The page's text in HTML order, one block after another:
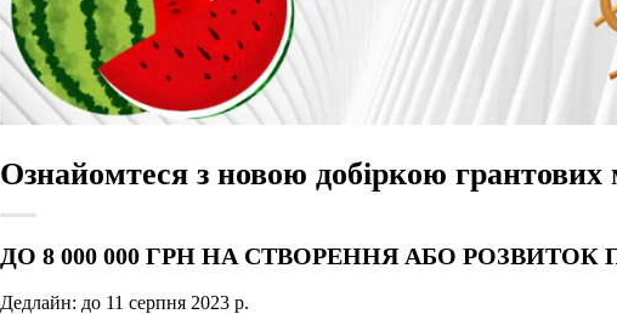
Ознайомтеся з новою добіркою
ДО 8 000 000 ГРН НА СТВОРЕННЯ АБО
Дедлайн: до 11 серпня 2023 р.